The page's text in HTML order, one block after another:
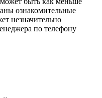
ознакомительные
незначительно
по телефону